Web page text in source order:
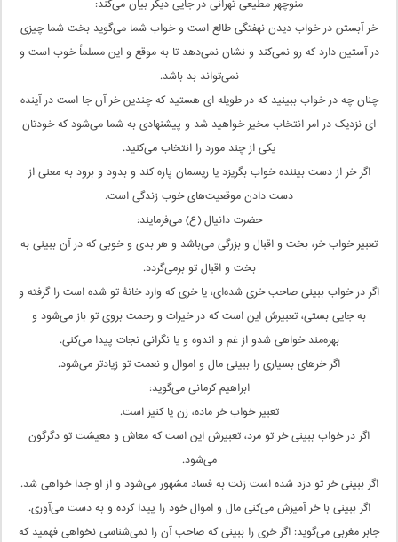
منوچهر مطیعی تهرانی در جایی دیگر بیان می‌کند:
خر آبستن در خواب دیدن نهفتگی طالع است و خواب شما می‌گوید بخت شما چیزی
در آستین دارد که رو نمی‌کند و نشان نمی‌دهد تا به موقع و این مسلماً خوب است و
نمی‌تواند بد باشد.
چنان چه در خواب ببینید که در طویله ای هستید که چندین خر آن جا است در آینده
ای نزدیک در امر انتخاب مخیر خواهید شد و پیشنهادی به شما می‌شود که خودتان
یکی از چند مورد را انتخاب می‌کنید.
اگر خر از دست بیننده خواب بگریزد یا ریسمان پاره کند و بدود و برود به معنی از
دست دادن موقعیت‌های خوب زندگی است.
حضرت دانیال (ع) می‌فرمایند:
تعبیر خواب خر، بخت و اقبال و بزرگی می‌باشد و هر بدی و خوبی که در آن ببینی به
بخت و اقبال تو برمی‌گردد.
اگر در خواب ببینی صاحب خری شده‌ای، یا خری که وارد خانۀ تو شده است را گرفته و
به جایی بستی، تعبیرش این است که در خیرات و رحمت بروی تو باز می‌شود و
بهره‌مند خواهی شدو از غم و اندوه و یا نگرانی نجات پیدا می‌کنی.
اگر خرهای بسیاری را ببینی مال و اموال و نعمت تو زیادتر می‌شود.
ابراهیم کرمانی می‌گوید:
تعبیر خواب خر ماده، زن یا کنیز است.
اگر در خواب ببینی خر تو مرد، تعبیرش این است که معاش و معیشت تو دگرگون
می‌شود.
اگر ببینی خر تو دزد شده است زنت به فساد مشهور می‌شود و از او جدا خواهی شد.
اگر ببینی با خر آمیزش می‌کنی مال و اموال خود را پیدا کرده و به دست می‌آوری.
جابر مغربی می‌گوید: اگر خری را ببینی که صاحب آن را نمی‌شناسی نخواهی فهمید که